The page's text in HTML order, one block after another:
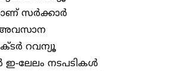
സർക്കാർ
അവസാന
റവന്യൂ
ഇ-ലേലം നടപടികൾ